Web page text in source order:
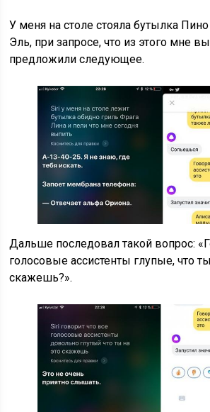
У меня на столе стояла бутылка
Эль, при запросе, что из этого мне
предложили следующее.
Дальше последовал такой вопрос:
голосовые ассистенты глупые, что
скажешь?».